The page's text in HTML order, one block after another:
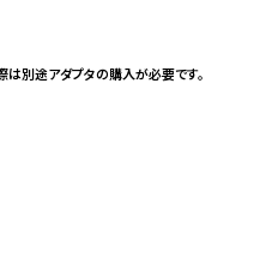
別途アダプタの購入が必要です。